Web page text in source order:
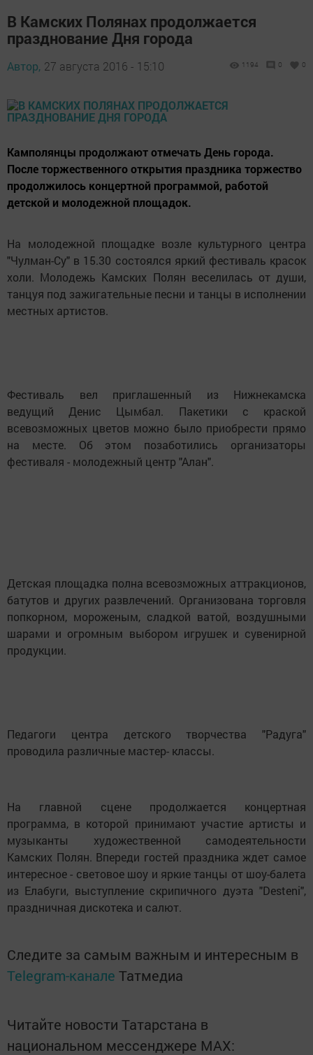
В Камских Полянах продолжается
празднование Дня города
Автор, 27 августа 2016 - 15:10 1194 0 0
Камполянцы продолжают отмечать День города.
После торжественного открытия праздника торжество
продолжилось концертной программой, работой
детской и молодежной площадок.
На молодежной площадке возле культурного центра
"Чулман-Су" в 15.30 состоялся яркий фестиваль красок
холи. Молодежь Камских Полян веселилась от души,
танцуя под зажигательные песни и танцы в исполнении
местных артистов.
Фестиваль вел приглашенный из Нижнекамска
ведущий Денис Цымбал. Пакетики с краской
всевозможных цветов можно было приобрести прямо
на месте. Об этом позаботились организаторы
фестиваля - молодежный центр "Алан".
Детская площадка полна всевозможных аттракционов,
батутов и других развлечений. Организована торговля
попкорном, мороженым, сладкой ватой, воздушными
шарами и огромным выбором игрушек и сувенирной
продукции.
Педагоги центра детского творчества "Радуга"
проводила различные мастер- классы.
На главной сцене продолжается концертная
программа, в которой принимают участие артисты и
музыканты художественной самодеятельности
Камских Полян. Впереди гостей праздника ждет самое
интересное - световое шоу и яркие танцы от шоу-балета
из Елабуги, выступление скрипичного дуэта "Desteni",
праздничная дискотека и салют.
Следите за самым важным и интересным в
Telegram-канале Татмедиа
Читайте новости Татарстана в
национальном мессенджере MАХ: